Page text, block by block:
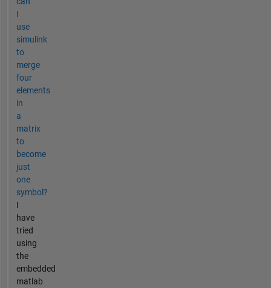
I
use
simulink
to
merge
four
elements
in
a
matrix
to
become
just
one
symbol?
I
have
tried
using
the
embedded
matlab